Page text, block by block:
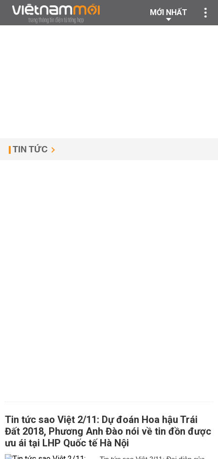
MỚI NHẤT
TIN TỨC
Tin tức sao Việt 2/11: Dự đoán Hoa hậu Trái
Đất 2018, Phương Anh Đào nói về tin đồn được
ưu ái tại LHP Quốc tế Hà Nội